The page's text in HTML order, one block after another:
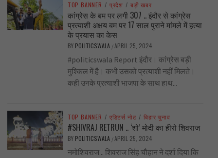
TOP BANNER / प्रदेश / बड़ी खबर
कांग्रेस के बम पर लगी 307 .. इंदौर से कांग्रेस
प्रत्याशी अक्षय बम पर 17 साल पुराने मांमले में हत्या
के प्रयास का केस
BY POLITICSWALA /APRIL 25, 2024
#politicswala Report इंदौर। कांग्रेस बड़ी
मुश्किल में है। कभी उसको प्रत्याशी नहीं मिलते।
कही उनके प्रत्याशी भाजपा के साथ हाथ...
TOP BANNER / एडिटर्स नोट / बिहार चुनाव
#SHIVRAJ RETRUN .. ‘शो’ मोदी का हीरो शिवराज
BY POLITICSWALA /APRIL 25, 2024
नमोशिवराज .. शिवराज सिंह चौहान ने दर्शा दिया कि